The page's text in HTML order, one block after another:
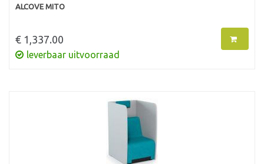
ALCOVE MITO
€ 1,337.00
leverbaar uitvoorraad